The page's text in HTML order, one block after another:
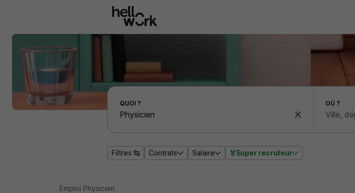
Effectuer une recherche d'emploi par localité
QUOI ? OÙ ?
Filtres Contrats Salaire Super recruteur
Emploi Physicien